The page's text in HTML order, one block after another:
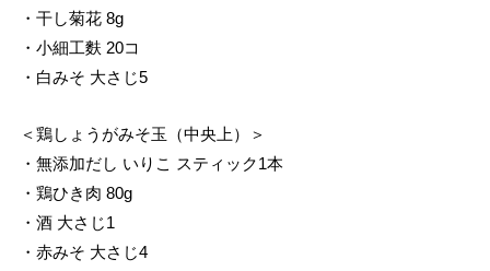
・干し菊花 8g
・小細工麩 20コ
・白みそ 大さじ5
＜鶏しょうがみそ玉（中央上）＞
・無添加だし いりこ スティック1本
・鶏ひき肉 80g
・酒 大さじ1
・赤みそ 大さじ4